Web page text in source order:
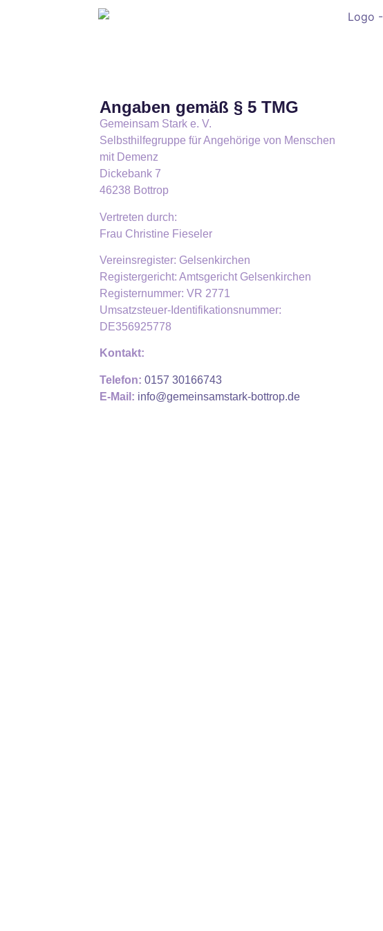
Angaben gemäß § 5 TMG
Gemeinsam Stark e. V.
Selbsthilfegruppe für Angehörige von Menschen
mit Demenz
Dickebank 7
46238 Bottrop
Vertreten durch:
Frau Christine Fieseler
Vereinsregister: Gelsenkirchen
Registergericht: Amtsgericht Gelsenkirchen
Registernummer: VR 2771
Umsatzsteuer-Identifikationsnummer:
DE356925778
Kontakt:
Telefon:0157 30166743
E-Mail: info@gemeinsamstark-bottrop.de